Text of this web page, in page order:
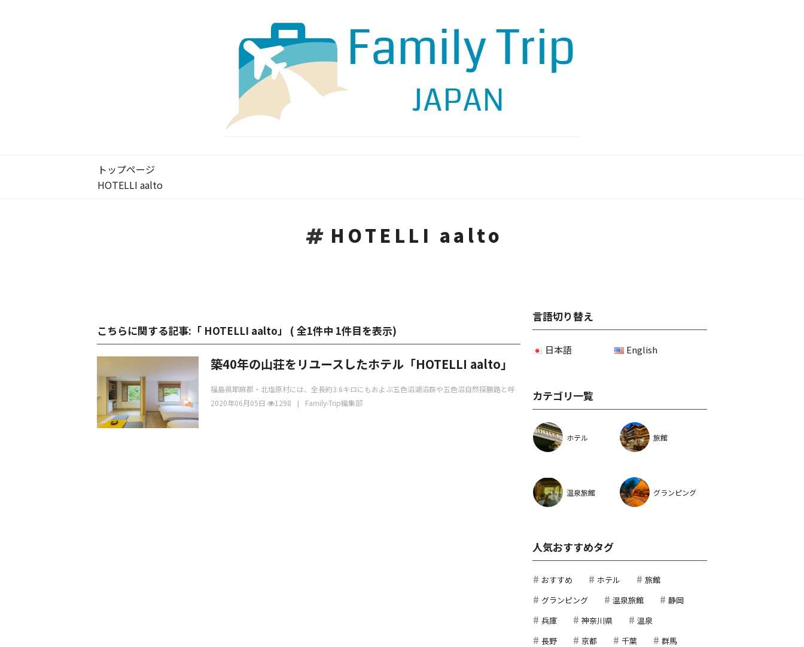
トップページ
HOTELLI aalto
HOTELLI aalto
こちらに関する記事:「 HOTELLI aalto」 ( 全1件中 1件目を表示)
築40年の山荘をリユースしたホテル「HOTELLI aalto」
福島県耶麻郡・北塩原村には、全長約3.6キロにもおよぶ五色沼湖沼群や五色沼自然探勝路と呼
ばれる観光名
2020年06月05日 1298 Family-Trip編集部
言語切り替え
日本語 English
カテゴリ一覧
ホテル 旅館
温泉旅館 グランピング
人気おすすめタグ
おすすめ ホテル
旅館
グランピング
温泉旅館
静岡
兵庫
神奈川県
温泉
長野
京都 千葉
群馬